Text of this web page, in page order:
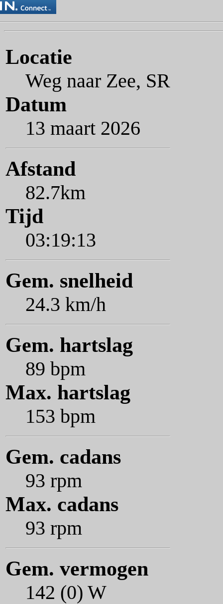
Locatie
Weg naar Zee, SR
Datum
13 maart 2026
Afstand
82.7km
Tijd
03:19:13
Gem. snelheid
24.3 km/h
Gem. hartslag
89 bpm
Max. hartslag
153 bpm
Gem. cadans
93 rpm
Max. cadans
93 rpm
Gem. vermogen
142 (0) W